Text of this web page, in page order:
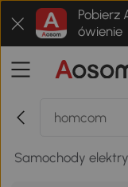
Pobierz
ówienie
Samochody